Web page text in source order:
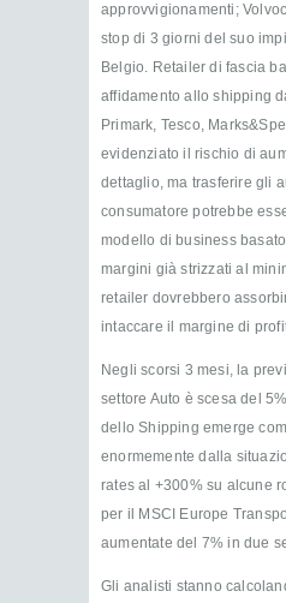
approvvigionamenti;
stop di 3 giorni del suo
Belgio. Retailer di fascia
affidamento allo shipping
Primark, Tesco,
evidenziato il rischio di
dettaglio, ma trasferire gli
consumatore potrebbe
modello di business
margini già strizzati al
retailer dovrebbero
intaccare il margine di
Negli scorsi 3 mesi, la
settore Auto è scesa del
dello Shipping emerge
enormemente dalla
rates al +300% su alcune
per il MSCI Europe
aumentate del 7% in due
Gli analisti stanno